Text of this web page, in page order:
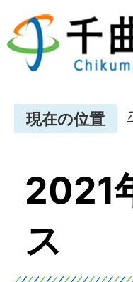
現在の位置
2021
ス